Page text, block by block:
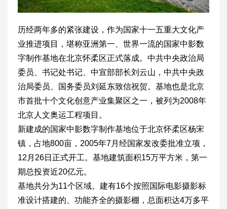
历经两年多的紧张建设，作为国家十一五重大文化产
业推进项目，堪称亚洲第一、世界一流的国家中影数
字制作基地在北京怀柔区正式落成。中共中央政治局
委员、书记处书记、中宣部部长刘云山，中共中央政
治局委员、国务委员刘延东致信祝贺。基地也是北京
市首批十个文化创意产业集聚区之一，被列为2008年
北京人文奥运工程项目。
新建成的国家中影数字制作基地位于北京怀柔区杨宋
镇，占地800亩，2005年7月经国家发改委批准立项，
12月26日正式开工。基地建筑面积15万平方米，第一
期总投资近20亿元。
基地共分为11个区域。建有16个按照国际电影摄影标
准设计搭建的、功能齐全的摄影棚，总面积达4万多平